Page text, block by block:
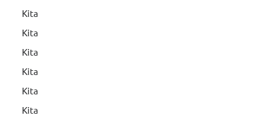
Kita
Kita
Kita
Kita
Kita
Kita